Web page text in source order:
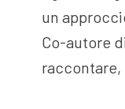
un
Co-autore
raccontare,